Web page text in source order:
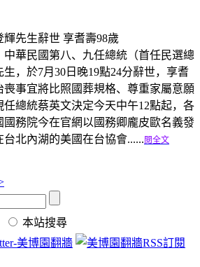
中華民國第八、九任總統（首任民選總
，於7月30日晚19點24分辭世，享耆
喪事宜將比照國葬規格、尊重家屬意願
總統蔡英文決定今天中午12點起，各
務院今在官網以國務卿龐皮歐名義發
北內湖的美國在台協會...... 閱全文
本站搜尋